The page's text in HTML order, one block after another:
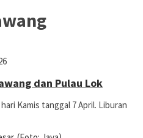
dan Pulau Lok
Kamis tanggal 7 April. Liburan